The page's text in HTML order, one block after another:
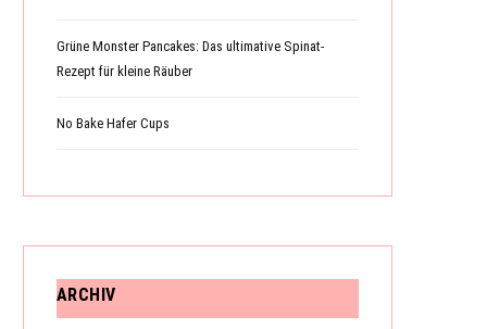
Grüne Monster Pancakes: Das ultimative Spinat-
Rezept für kleine Räuber
No Bake Hafer Cups
ARCHIV